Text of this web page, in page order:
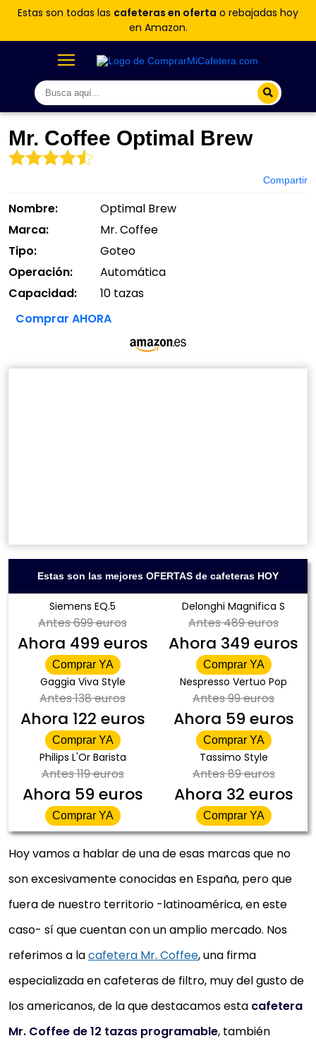
Estas son todas las cafeteras en oferta o rebajadas hoy
en Amazon.
Mr. Coffee Optimal Brew
Compartir
Nombre:
Optimal Brew
Marca:
Mr. Coffee
Tipo:
Goteo
Operación:
Automática
Capacidad:
10 tazas
Comprar AHORA
Estas son las mejores OFERTAS de cafeteras HOY
Siemens EQ.5
Antes699 euros
Ahora 499 euros
Comprar YA
Delonghi Magnifica S
Antes489 euros
Ahora 349 euros
Comprar YA
Gaggia Viva Style
Antes138 euros
Ahora 122 euros
Comprar YA
Nespresso Vertuo Pop
Antes99 euros
Ahora 59 euros
Comprar YA
Philips L'Or Barista
Antes119 euros
Ahora 59 euros
Comprar YA
Tassimo Style
Antes89 euros
Ahora 32 euros
Comprar YA
Hoy vamos a hablar de una de esas marcas que no
son excesivamente conocidas en España, pero que
fuera de nuestro territorio -latinoamérica, en este
caso- sí que cuentan con un amplio mercado. Nos
referimos a lacafetera Mr. Coffee, una firma
especializada en cafeteras de filtro, muy del gusto de
los americanos, de la que destacamos esta cafetera
Mr. Coffee de 12 tazas programable, también